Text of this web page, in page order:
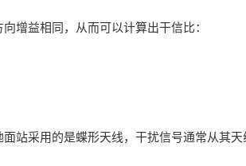
增益相同，从而可以计算出干信比：
站采用的是蝶形天线，干扰信号通常从其天